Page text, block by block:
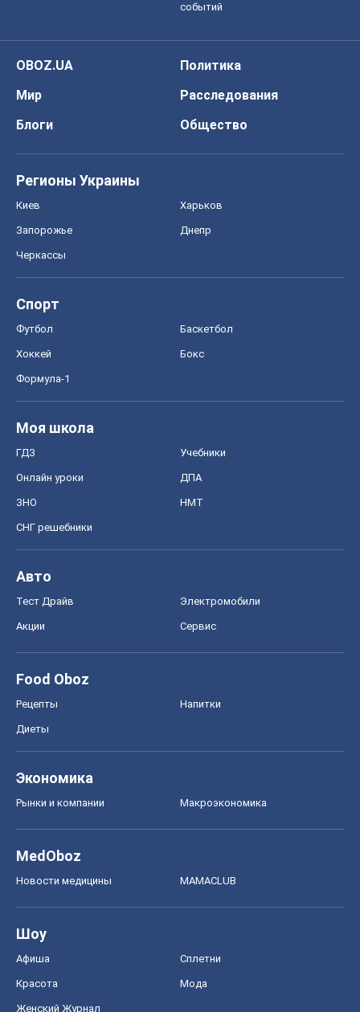
событий
OBOZ.UA
Политика
Мир
Расследования
Блоги
Общество
Регионы Украины
Киев Харьков
Запорожье Днепр
Черкассы
Спорт
Футбол Баскетбол
Хоккей Бокс
Формула-1
Моя школа
ГДЗ Учебники
Онлайн уроки ДПА
ЗНО НМТ
СНГ решебники
Авто
Тест Драйв Электромобили
Акции Сервис
Food Oboz
Рецепты Напитки
Диеты
Экономика
Рынки и компании Mакроэкономика
MedOboz
Новости медицины MAMACLUB
Шоу
Афиша Сплетни
Красота Мода
Женский Журнал